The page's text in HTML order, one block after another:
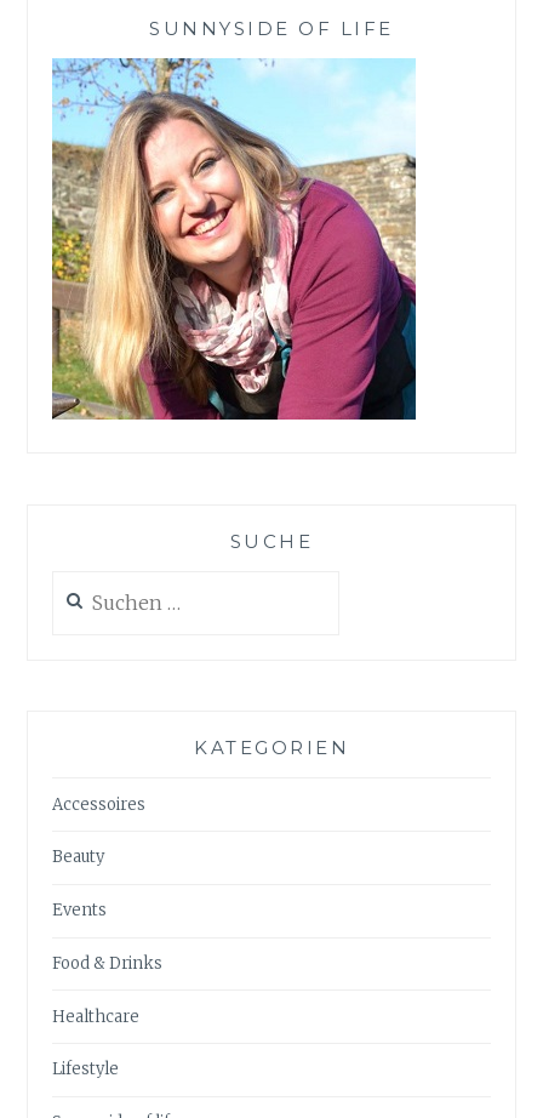
SUNNYSIDE OF LIFE
SUCHE
nach:
KATEGORIEN
Accessoires
Beauty
Events
Food & Drinks
Healthcare
Lifestyle